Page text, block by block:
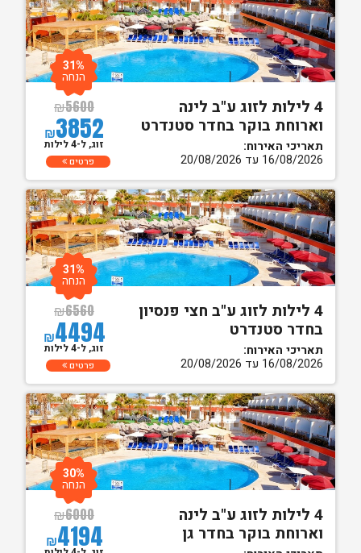
4 לילות לזוג ע"ב לינה
וארוחת בוקר בחדר סטנדרט
תאריכי האירוח:
16/08/2026 עד 20/08/2026
₪5600
₪3852
31%
הנחה
זוג, ל-4 לילות
פרטים
4 לילות לזוג ע"ב חצי פנסיון
בחדר סטנדרט
תאריכי האירוח:
16/08/2026 עד 20/08/2026
₪6560
₪4494
31%
הנחה
זוג, ל-4 לילות
פרטים
4 לילות לזוג ע"ב לינה
וארוחת בוקר בחדר גן
₪6000
₪4194
30%
הנחה